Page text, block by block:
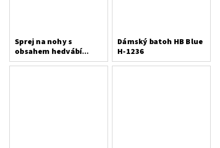
Sprej na nohy s
obsahem hedvábí
Bergal
Dámský batoh HB Blue
H-1236